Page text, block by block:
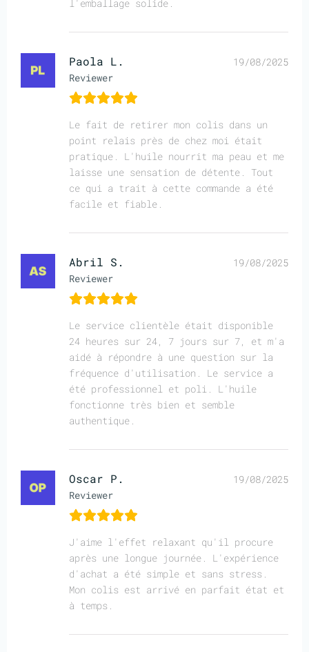
l'emballage solide.
Paola L.
Reviewer
19/08/2025
Le fait de retirer mon colis dans un
point relais près de chez moi était
pratique. L'huile nourrit ma peau et me
laisse une sensation de détente. Tout
ce qui a trait à cette commande a été
facile et fiable.
Abril S.
Reviewer
19/08/2025
Le service clientèle était disponible
24 heures sur 24, 7 jours sur 7, et m'a
aidé à répondre à une question sur la
fréquence d'utilisation. Le service a
été professionnel et poli. L'huile
fonctionne très bien et semble
authentique.
Oscar P.
Reviewer
19/08/2025
J'aime l'effet relaxant qu'il procure
après une longue journée. L'expérience
d'achat a été simple et sans stress.
Mon colis est arrivé en parfait état et
à temps.